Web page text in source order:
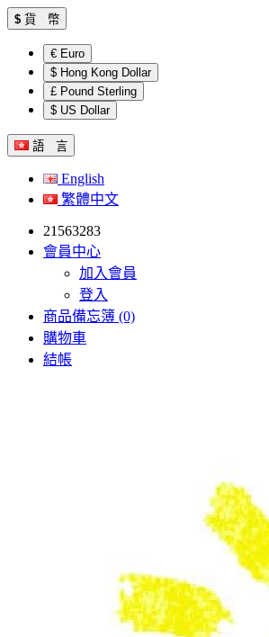
$ 貨 幣
€ Euro
$ Hong Kong Dollar
£ Pound Sterling
$ US Dollar
語 言
English
繁體中文
21563283
會員中心
加入會員
登入
商品備忘簿 (0)
購物車
結帳